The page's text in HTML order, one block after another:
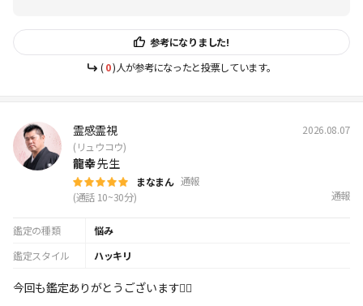
参考になりました!
(0)人が参考になったと投票しています。
霊感霊視 2026.08.07
(リュウコウ)
龍幸先生
まなまん 通報
(通話 10~30分)
通報
鑑定の種類
悩み
鑑定スタイル
ハッキリ
今回も鑑定ありがとうございます🙇‍♀️